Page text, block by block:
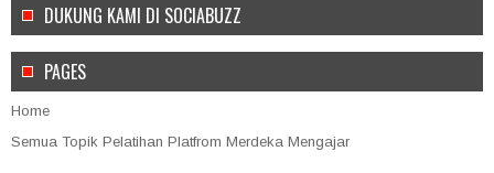
DUKUNG KAMI DI SOCIABUZZ
PAGES
Home
Semua Topik Pelatihan Platfrom Merdeka Mengajar